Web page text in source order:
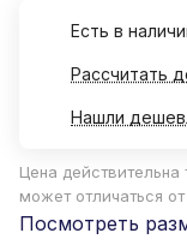
Есть в
Рассчитать
Нашли
Цена действительна
может отличаться
Посмотреть